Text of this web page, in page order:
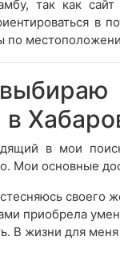
так как сайт
в
по
в
в мои
Мои основные
своего
приобрела
В жизни для